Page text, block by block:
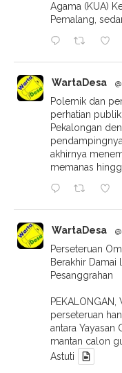
Agama (KUA)
Pemalang,
WartaDesa
Polemik dan
perhatian
Pekalongan
akhirnya
memanas
WartaDesa
Perseteruan
Berakhir Damai
Pesanggrahan
perseteruan
antara Yayasan
mantan calon
Astuti